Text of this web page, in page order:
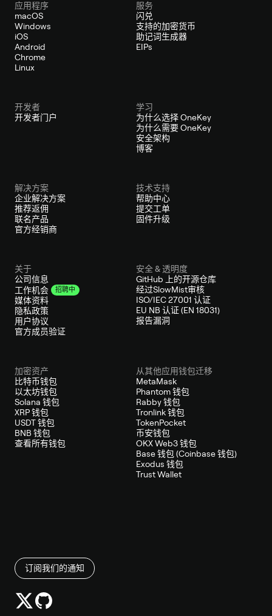
应用程序
macOS
Windows
iOS
Android
Chrome
Linux
服务
闪兑
支持的加密货币
助记词生成器
EIPs
开发者
开发者门户
学习
为什么选择 OneKey
为什么需要 OneKey
安全架构
博客
解决方案
企业解决方案
推荐返佣
联名产品
官方经销商
技术支持
帮助中心
提交工单
固件升级
关于
公司信息
工作机会
招聘中
媒体资料
隐私政策
用户协议
官方成员验证
安全 & 透明度
GitHub 上的开源仓库
经过SlowMist审核
ISO/IEC 27001 认证
EU NB 认证 (EN 18031)
报告漏洞
加密资产
比特币钱包
以太坊钱包
Solana 钱包
XRP 钱包
USDT 钱包
BNB 钱包
查看所有钱包
从其他应用钱包迁移
MetaMask
Phantom 钱包
Rabby 钱包
Tronlink 钱包
TokenPocket
币安钱包
OKX Web3 钱包
Base 钱包 (Coinbase 钱包)
Exodus 钱包
Trust Wallet
订阅我们的通知